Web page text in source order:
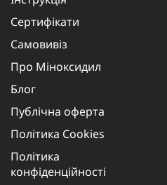
Сертифікати
Самовивіз
Про Міноксидил
Блог
Публічна оферта
Політика Cookies
Політика
конфіденційності